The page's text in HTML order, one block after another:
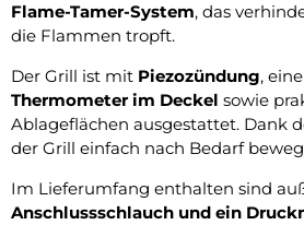
Flame-Tamer-System, das
die Flammen tropft.
Der Grill ist mit Piezozündung,
Thermometer im Deckel sowie
Ablageflächen ausgestattet. Dank
der Grill einfach nach Bedarf
Im Lieferumfang enthalten sind
Anschlussschlauch und ein